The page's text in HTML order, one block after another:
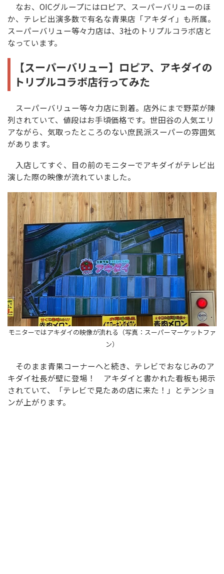
なお、OICグループにはロピア、スーパーバリューのほ
か、テレビ出演多数で有名な青果店「アキダイ」も所属。
スーパーバリュー等々力店は、3社のトリプルコラボ店と
なっています。
【スーパーバリュー】ロピア、アキダイの
トリプルコラボ店行ってみた
スーパーバリュー等々力店に到着。店外にまで野菜が陳
列されていて、値段はお手頃価格です。世田谷の人気エリ
アながら、気取ったところのない庶民派スーパーの雰囲気
があります。
入店してすぐ、目の前のモニターでアキダイがテレビ出
演した際の映像が流れていました。
モニターではアキダイの映像が流れる（写真：スーパーマーケットファ
ン）
そのまま青果コーナーへと続き、テレビでおなじみのア
キダイ社長が壁に登場！ アキダイと書かれた看板も掲示
されていて、「テレビで見たあの店に来た！」とテンショ
ンが上がります。